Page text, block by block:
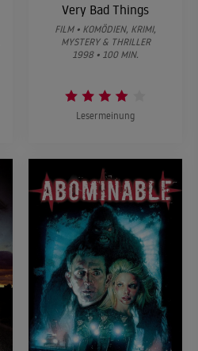
Very Bad Things
FILM • KOMÖDIEN, KRIMI,
MYSTERY & THRILLER
1998 • 100 MIN.
Lesermeinung